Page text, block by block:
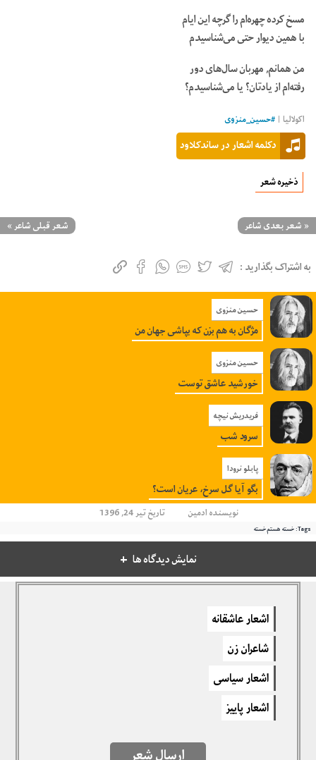
مسخ کرده چهره‌‏ام را گرچه این ایام
با همین دیوار حتی می‌‏شناسیدم
من همانم, مهربان سال‌‏های دور
رفته‌‏ام از یادتان؟ یا می‌‏شناسیدم؟
اکولالیا | #حسین_منزوی
دکلمه اشعار در ساندکلاود
ذخیره شعر
« شعر بعدی شاعر شعر قبلی شاعر»
به اشتراک بگذارید :
حسین منزوی
مژگان به هم بزن که بپاشی جهان من
حسین منزوی
خورشید عاشق توست
فریدریش نیچه
سرود شب
پابلو نرودا
بگو آیا گل سرخ، عریان است؟
نویسندهادمین تاریخ تیر 24, 1396
Tags: خسته هستم خسته
نمایش دیدگاه ها
دیدگاهتان را بنویسید
برای نوشتن دیدگاه باید
اشعار عاشقانه
شاعران زن
اشعار سیاسی
اشعار پاییز